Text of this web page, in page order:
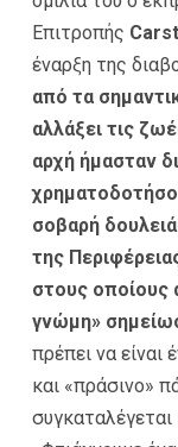
Επιτροπής
έναρξη της
από τα
αλλάξει τις
αρχή ήμασταν
σοβαρή
της
στους οποίους
γνώμη»
πρέπει να
και «πράσινο»